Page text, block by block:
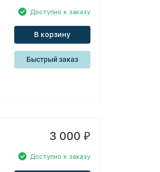
Доступно к заказу
В корзину
Быстрый заказ
3 000 ₽
Доступно к заказу